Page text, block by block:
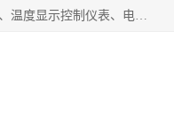
河南新瑞普测控技术有限公司主营：压力变送器、液位变送器、差压变送器、雷达料位计、电容物位计、温度显示控制仪表、电量变送器、流量计、工业自动化系统成套设备。